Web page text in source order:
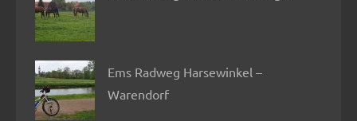
Ems Radweg Harsewinkel –
Warendorf